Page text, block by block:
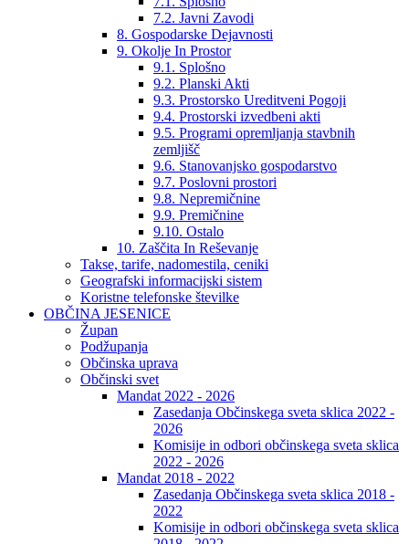
7.2. Javni Zavodi
8. Gospodarske Dejavnosti
9. Okolje In Prostor
9.1. Splošno
9.2. Planski Akti
9.3. Prostorsko Ureditveni Pogoji
9.4. Prostorski izvedbeni akti
9.5. Programi opremljanja stavbnih
zemljišč
9.6. Stanovanjsko gospodarstvo
9.7. Poslovni prostori
9.8. Nepremičnine
9.9. Premičnine
9.10. Ostalo
10. Zaščita In Reševanje
Takse, tarife, nadomestila, ceniki
Geografski informacijski sistem
Koristne telefonske številke
OBČINA JESENICE
Župan
Podžupanja
Občinska uprava
Občinski svet
Mandat 2022 - 2026
Zasedanja Občinskega sveta sklica 2022 -
2026
Komisije in odbori občinskega sveta sklica
2022 - 2026
Mandat 2018 - 2022
Zasedanja Občinskega sveta sklica 2018 -
2022
Komisije in odbori občinskega sveta sklica